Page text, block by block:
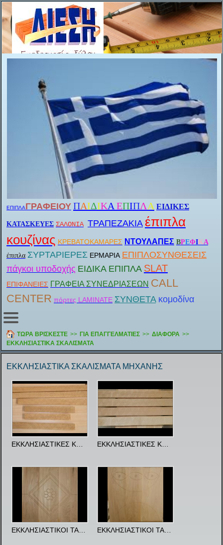
ΕΠΙΠΛΑΓΡΑΦΕΙΟΥ ΠΑΙΔΙΚΑ ΕΠΙΠΛΑ ΕΙΔΙΚΕΣ
ΚΑΤΑΣΚΕΥΕΣ ΣΑΛΟΝΙΑ ΤΡΑΠΕΖΑΚΙΑ έπιπλα
κουζίνας ΚΡΕΒΑΤΟΚΑΜΑΡΕΣ ΝΤΟΥΛΑΠΕΣ ΒΡΕΦΙΚΑ
έπιπλα ΣΥΡΤΑΡΙΕΡΕΣ ΕΡΜΑΡΙΑ ΕΠΙΠΛΟΣΥΝΘΕΣΕΙΣ
πάγκοι υποδοχής ΕΙΔΙΚΑ ΕΠΙΠΛΑ SLAT
ΕΠΙΦΑΝΕΙΕΣ ΓΡΑΦΕΙΑ ΣΥΝΕΔΡΙΑΣΕΩΝ CALL
CENTER πόρτες LAMINATE ΣΥΝΘΕΤΑκομοδίνα
ΤΩΡΑ ΒΡΙΣΚΕΣΤΕ >> ΓΙΑ ΕΠΑΓΓΕΛΜΑΤΙΕΣ >> ΔΙΑΦΟΡΑ >>
ΕΚΚΛΗΣΙΑΣΤΙΚΑ ΣΚΑΛΙΣΜΑΤΑ
ΕΚΚΛΗΣΙΑΣΤΙΚΑ ΣΚΑΛΙΣΜΑΤΑ ΜΗΧΑΝΗΣ